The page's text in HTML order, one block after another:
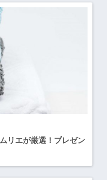
リエが厳選！プレゼン